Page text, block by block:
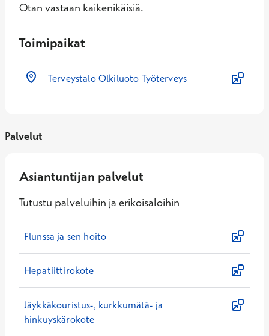
Otan vastaan kaikenikäisiä.
Toimipaikat
Terveystalo Olkiluoto Työterveys
Palvelut
Asiantuntijan palvelut
Tutustu palveluihin ja erikoisaloihin
Flunssa ja sen hoito
Hepatiittirokote
Jäykkäkouristus-, kurkkumätä- ja
hinkuyskärokote